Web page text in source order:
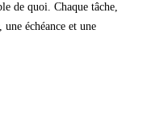
de quoi. Chaque tâche,
échéance et une